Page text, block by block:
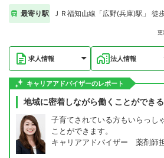
最寄り駅 ＪＲ福知山線「広野(兵庫)駅」 徒
更
求人情報 法人情報
キャリアアドバイザーのレポート
地域に密着しながら働くことができる
子育てされている方もいらっし
ことができます。
キャリアアドバイザー 薬剤師